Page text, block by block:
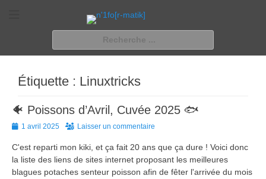
n'1fo[r-matik]
Pour les nymphos d'infos en info…
Étiquette : Linuxtricks
🐠 Poissons d’Avril, Cuvée 2025 🐟
Posted1 avril 2025 Laisser un commentaire
C'est reparti mon kiki, et ça fait 20 ans que ça dure ! Voici donc
la liste des liens de sites internet proposant les meilleures
blagues potaches senteur poisson afin de fêter l'arrivée du mois